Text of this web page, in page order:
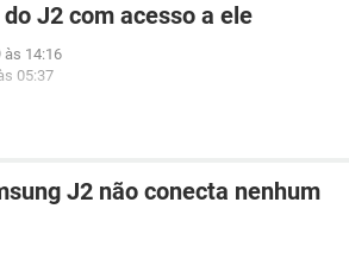
J2 com acesso a ele
às 14:16
05:37
J2 não conecta nenhum